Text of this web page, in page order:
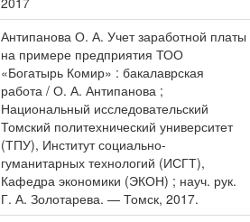
Антипанова О. А. Учет заработной платы
на примере предприятия ТОО
«Богатырь Комир» : бакалаврская
работа / О. А. Антипанова ;
Национальный исследовательский
Томский политехнический университет
(ТПУ), Институт социально-
гуманитарных технологий (ИСГТ),
Кафедра экономики (ЭКОН) ; науч. рук.
Г. А. Золотарева. — Томск, 2017.